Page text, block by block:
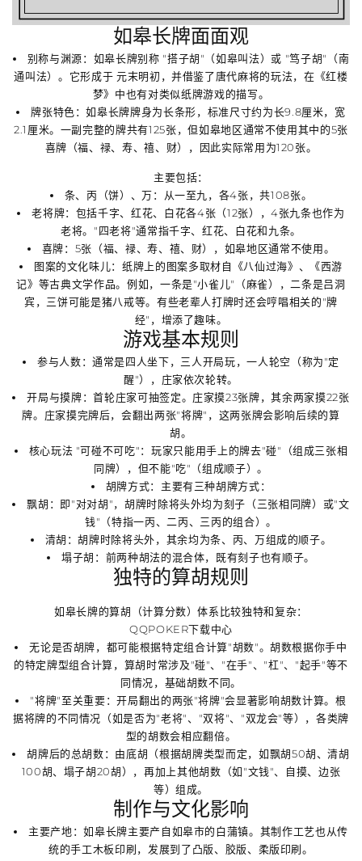
如皋长牌面面观
别称与渊源：如皋长牌别称 "搭子胡" （如皋叫法）或 "笃子胡"
（南
通叫法）。它形成于 元末明初 ，并借鉴了唐代麻将的玩法，在《红楼
梦》中也有对类似纸牌游戏的描写。
牌张特色：如皋长牌牌身为长条形，标准尺寸约为长9.8厘米，宽
2.1厘米。一副完整的牌共有125张，但如皋地区通常不使用其中的5张
喜牌（福、禄、寿、禧、财），因此实际常用为120张。
主要包括：
条、丙（饼）、万：从一至九，各4张，共108张。
老将牌：包括千字、红花、白花各4张（12张），4张九条也作为
老将。"四老将"通常指千字、红花、白花和九条。
喜牌：5张（福、禄、寿、禧、财），如皋地区通常不使用。
图案的文化味儿：纸牌上的图案多取材自《八仙过海》、《西游
记》等古典文学作品。例如，一条是"小雀儿"（麻雀），二条是吕洞
宾，三饼可能是猪八戒等。有些老辈人打牌时还会哼唱相关的"牌
经"，增添了趣味。
游戏基本规则
参与人数：通常是四人坐下，三人开局玩，一人轮空（称为"定
醒"），庄家依次轮转。
开局与摸牌：首轮庄家可抽签定。 庄家摸23张牌，其余两家摸22张
牌。庄家摸完牌后，会翻出两张"将牌"，这两张牌会影响后续的算
胡。
核心玩法 "可碰不可吃"：玩家只能用手上的牌去"碰"（组成三张相
同牌），但不能"吃"（组成顺子）。
胡牌方式：主要有三种胡牌方式：
飘胡 ：即"对对胡"，胡牌时除将头外均为刻子（三张相同牌）或"文
钱"（特指一丙、二丙、三丙的组合）。
清胡 ：胡牌时除将头外，其余均为条、丙、万组成的顺子。
塌子胡 ：前两种胡法的混合体，既有刻子也有顺子。
独特的算胡规则
如皋长牌的算胡（计算分数）体系比较独特和复杂：
QQPOKER下载中心
无论是否胡牌，都可能根据特定组合计算"胡数"。胡数根据你手中
的特定牌型组合计算，算胡时常涉及"碰"、"在手"、"杠"、"起手"等不
同情况，基础胡数不同。
"将牌"至关重要：开局翻出的两张"将牌"会显著影响胡数计算。根
据将牌的不同情况（如是否为"老将"、"双将"、"双龙会"等），各类牌
型的胡数会相应翻倍。
胡牌后的总胡数：由底胡 （根据胡牌类型而定，如飘胡50胡、清胡
100胡、塌子胡20胡），再加上其他胡数（如"文钱"、自摸、边张
等）组成。
制作与文化影响
主要产地 ：如皋长牌主要产自如皋市的白蒲镇。其制作工艺也从传
统的手工木板印刷，发展到了凸版、胶版、柔版印刷。